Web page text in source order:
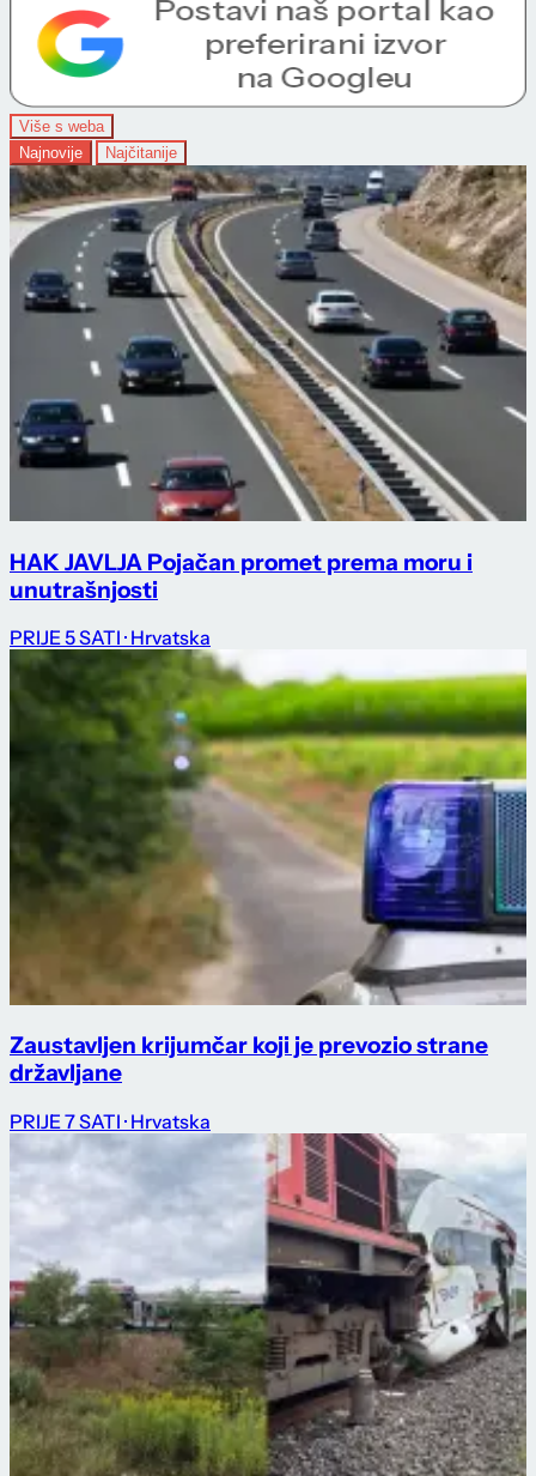
Više s weba
Najnovije
Najčitanije
HAK JAVLJA Pojačan promet prema moru i
unutrašnjosti
PRIJE 5 SATI · Hrvatska
Zaustavljen krijumčar koji je prevozio strane
državljane
PRIJE 7 SATI · Hrvatska